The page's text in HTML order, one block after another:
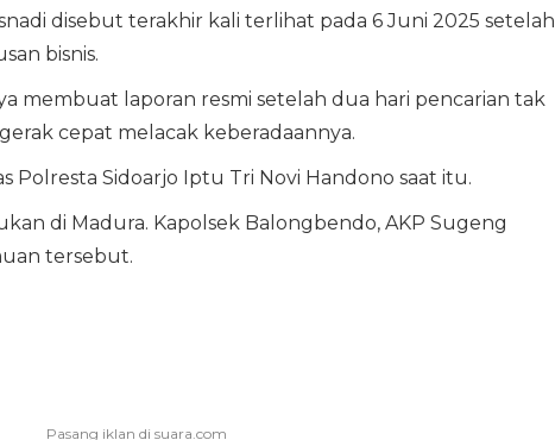
disebut terakhir kali terlihat pada 6 Juni 2025 setelah
bisnis.
membuat laporan resmi setelah dua hari pencarian tak
cepat melacak keberadaannya.
Polresta Sidoarjo Iptu Tri Novi Handono saat itu.
di Madura. Kapolsek Balongbendo, AKP Sugeng
tersebut.